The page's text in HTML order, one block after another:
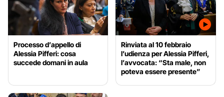
Processo d’appello di
Alessia Pifferi: cosa
succede domani in aula
Rinviata al 10 febbraio
l’udienza per Alessia Pifferi,
l’avvocata: “Sta male, non
poteva essere presente”